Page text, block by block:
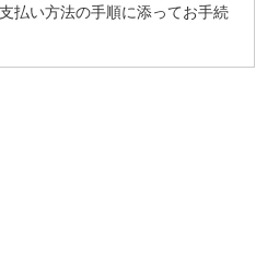
払い方法の手順に添ってお手続